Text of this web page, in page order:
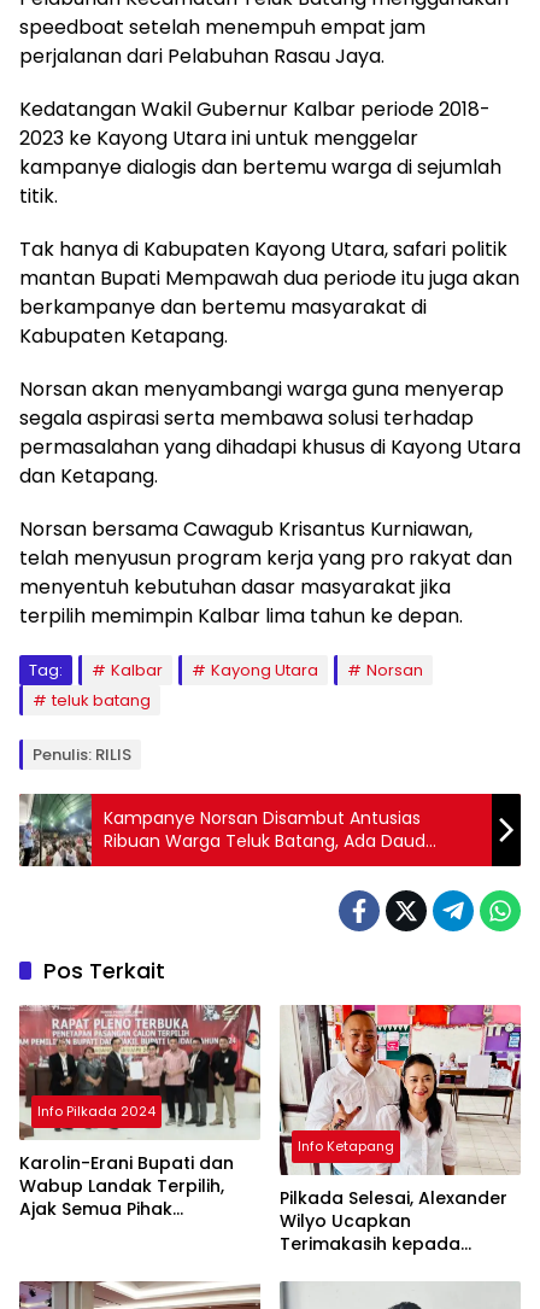
speedboat setelah menempuh empat jam
perjalanan dari Pelabuhan Rasau Jaya.
Kedatangan Wakil Gubernur Kalbar periode 2018-
2023 ke Kayong Utara ini untuk menggelar
kampanye dialogis dan bertemu warga di sejumlah
titik.
Tak hanya di Kabupaten Kayong Utara, safari politik
mantan Bupati Mempawah dua periode itu juga akan
berkampanye dan bertemu masyarakat di
Kabupaten Ketapang.
Norsan akan menyambangi warga guna menyerap
segala aspirasi serta membawa solusi terhadap
permasalahan yang dihadapi khusus di Kayong Utara
dan Ketapang.
Norsan bersama Cawagub Krisantus Kurniawan,
telah menyusun program kerja yang pro rakyat dan
menyentuh kebutuhan dasar masyarakat jika
terpilih memimpin Kalbar lima tahun ke depan.
Tag: Kalbar Kayong Utara
Norsan
teluk batang
Penulis: RILIS
Kampanye Norsan Disambut Antusias
Ribuan Warga Teluk Batang, Ada Daud
Jordan
Pos Terkait
Info Pilkada 2024
Karolin-Erani Bupati dan
Wabup Landak Terpilih,
Ajak Semua Pihak
Info Ketapang
Pilkada Selesai, Alexander
Wilyo Ucapkan
Terimakasih kepada